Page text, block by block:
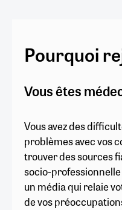
Pourquoi
Vous êtes
Vous avez des
problèmes avec vos
trouver des sources
socio-
un média qui relaie
de vos